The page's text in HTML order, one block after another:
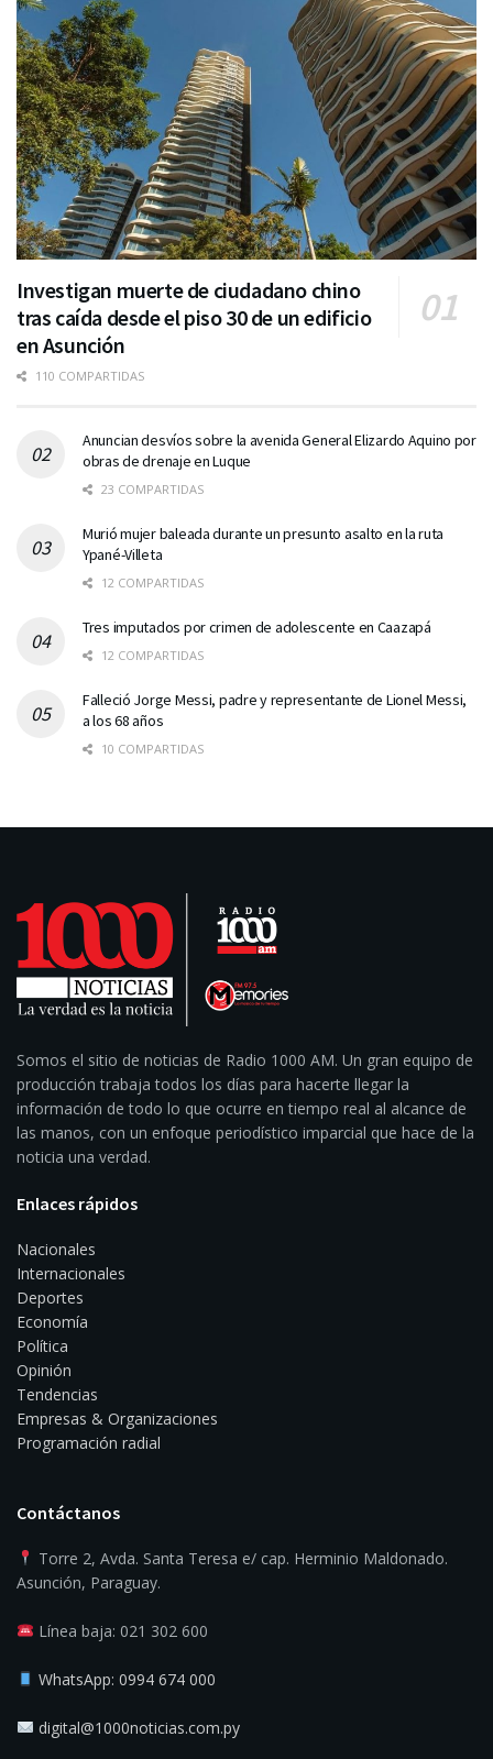
Investigan muerte de ciudadano chino
tras caída desde el piso 30 de un edificio
en Asunción
110 COMPARTIDAS
Anuncian desvíos sobre la avenida General Elizardo Aquino por
obras de drenaje en Luque
23 COMPARTIDAS
Murió mujer baleada durante un presunto asalto en la ruta
Ypané-Villeta
12 COMPARTIDAS
Tres imputados por crimen de adolescente en Caazapá
12 COMPARTIDAS
Falleció Jorge Messi, padre y representante de Lionel Messi,
a los 68 años
10 COMPARTIDAS
Somos el sitio de noticias de Radio 1000 AM. Un gran equipo de
producción trabaja todos los días para hacerte llegar la
información de todo lo que ocurre en tiempo real al alcance de
las manos, con un enfoque periodístico imparcial que hace de la
noticia una verdad.
Enlaces rápidos
Nacionales
Internacionales
Deportes
Economía
Política
Opinión
Tendencias
Empresas & Organizaciones
Programación radial
Contáctanos
Torre 2, Avda. Santa Teresa e/ cap. Herminio Maldonado.
Asunción, Paraguay.
Línea baja: 021 302 600
WhatsApp: 0994 674 000
digital@1000noticias.com.py